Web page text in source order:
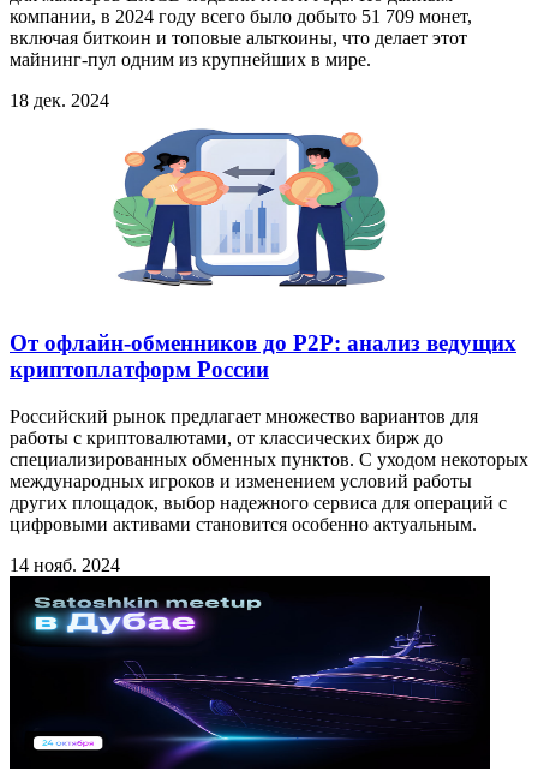
компании, в 2024 году всего было добыто 51 709 монет,
включая биткоин и топовые альткоины, что делает этот
майнинг-пул одним из крупнейших в мире.
18 дек. 2024
От офлайн-обменников до P2P: анализ ведущих
криптоплатформ России
Российский рынок предлагает множество вариантов для
работы с криптовалютами, от классических бирж до
специализированных обменных пунктов. С уходом некоторых
международных игроков и изменением условий работы
других площадок, выбор надежного сервиса для операций с
цифровыми активами становится особенно актуальным.
14 нояб. 2024